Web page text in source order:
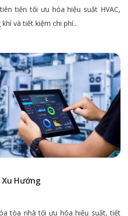
tiến tối ưu hóa hiệu suất HVAC,
và tiết kiệm chi phí...
Hướng
tòa nhà tối ưu hóa hiệu suất, tiết